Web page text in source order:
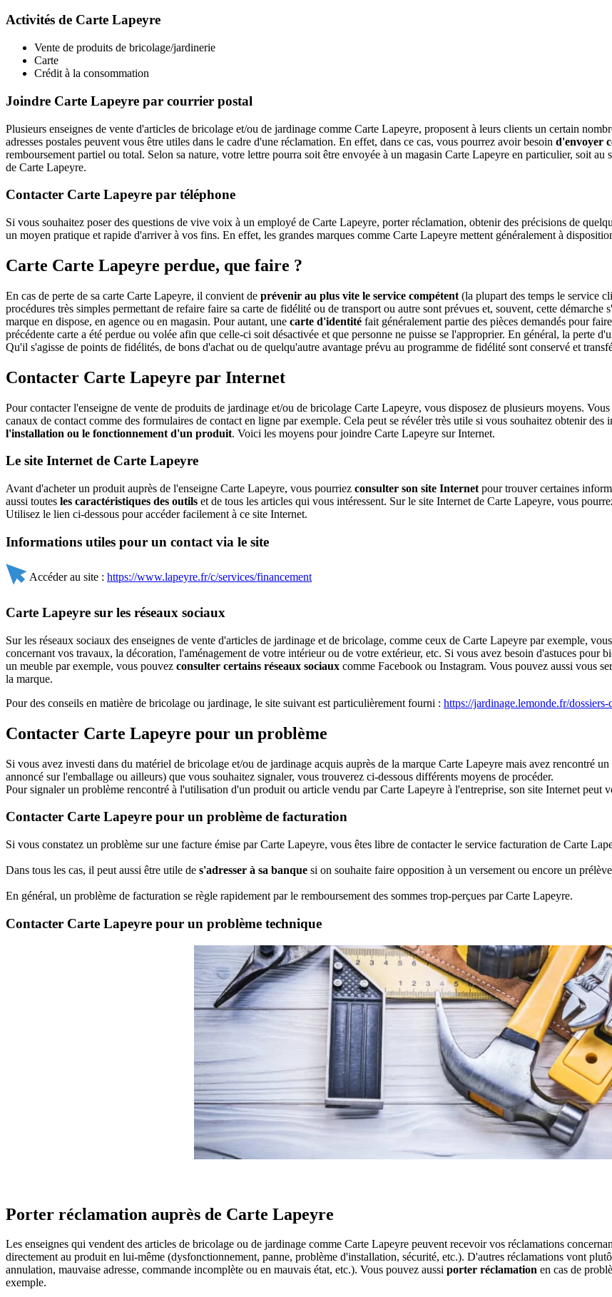
Activités de Carte Lapeyre
Vente de produits de bricolage/jardinerie
Carte
Crédit à la consommation
Joindre Carte Lapeyre par courrier postal
Plusieurs enseignes de vente d'articles de bricolage et/ou de jardinage comme Carte Lapeyre, proposent à leurs clients un certain
adresses postales peuvent vous être utiles dans le cadre d'une réclamation. En effet, dans ce cas, vous pourrez avoir besoin d'envoyer
remboursement partiel ou total. Selon sa nature, votre lettre pourra soit être envoyée à un magasin Carte Lapeyre en particulier, soit au
de Carte Lapeyre.
Contacter Carte Lapeyre par téléphone
Si vous souhaitez poser des questions de vive voix à un employé de Carte Lapeyre, porter réclamation, obtenir des précisions de
un moyen pratique et rapide d'arriver à vos fins. En effet, les grandes marques comme Carte Lapeyre mettent généralement à
Carte Carte Lapeyre perdue, que faire ?
En cas de perte de sa carte Carte Lapeyre, il convient de prévenir au plus vite le service compétent (la plupart des temps le service
procédures très simples permettant de refaire faire sa carte de fidélité ou de transport ou autre sont prévues et, souvent, cette
marque en dispose, en agence ou en magasin. Pour autant, une carte d'identité fait généralement partie des pièces demandés pour
précédente carte a été perdue ou volée afin que celle-ci soit désactivée et que personne ne puisse se l'approprier. En général, la perte
Qu'il s'agisse de points de fidélités, de bons d'achat ou de quelqu'autre avantage prévu au programme de fidélité sont conservé et
Contacter Carte Lapeyre par Internet
Pour contacter l'enseigne de vente de produits de jardinage et/ou de bricolage Carte Lapeyre, vous disposez de plusieurs moyens.
canaux de contact comme des formulaires de contact en ligne par exemple. Cela peut se révéler très utile si vous souhaitez obtenir
l'installation ou le fonctionnement d'un produit. Voici les moyens pour joindre Carte Lapeyre sur Internet.
Le site Internet de Carte Lapeyre
Avant d'acheter un produit auprès de l'enseigne Carte Lapeyre, vous pourriez consulter son site Internet pour trouver certaines
aussi toutes les caractéristiques des outils et de tous les articles qui vous intéressent. Sur le site Internet de Carte Lapeyre, vous
Utilisez le lien ci-dessous pour accéder facilement à ce site Internet.
Informations utiles pour un contact via le site
Accéder au site : https://www.lapeyre.fr/c/services/financement
Carte Lapeyre sur les réseaux sociaux
Sur les réseaux sociaux des enseignes de vente d'articles de jardinage et de bricolage, comme ceux de Carte Lapeyre par exemple,
concernant vos travaux, la décoration, l'aménagement de votre intérieur ou de votre extérieur, etc. Si vous avez besoin d'astuces pour
un meuble par exemple, vous pouvez consulter certains réseaux sociaux comme Facebook ou Instagram. Vous pouvez aussi vous
la marque.
Pour des conseils en matière de bricolage ou jardinage, le site suivant est particulièrement fourni : https://jardinage.lemonde.fr/
Contacter Carte Lapeyre pour un problème
Si vous avez investi dans du matériel de bricolage et/ou de jardinage acquis auprès de la marque Carte Lapeyre mais avez rencontré un
annoncé sur l'emballage ou ailleurs) que vous souhaitez signaler, vous trouverez ci-dessous différents moyens de procéder.
Pour signaler un problème rencontré à l'utilisation d'un produit ou article vendu par Carte Lapeyre à l'entreprise, son site Internet peut
Contacter Carte Lapeyre pour un problème de facturation
Si vous constatez un problème sur une facture émise par Carte Lapeyre, vous êtes libre de contacter le service facturation de Carte
Dans tous les cas, il peut aussi être utile de s'adresser à sa banque si on souhaite faire opposition à un versement ou encore un
En général, un problème de facturation se règle rapidement par le remboursement des sommes trop-perçues par Carte Lapeyre.
Contacter Carte Lapeyre pour un problème technique
Porter réclamation auprès de Carte Lapeyre
Les enseignes qui vendent des articles de bricolage ou de jardinage comme Carte Lapeyre peuvent recevoir vos réclamations
directement au produit en lui-même (dysfonctionnement, panne, problème d'installation, sécurité, etc.). D'autres réclamations vont
annulation, mauvaise adresse, commande incomplète ou en mauvais état, etc.). Vous pouvez aussi porter réclamation en cas de
exemple.